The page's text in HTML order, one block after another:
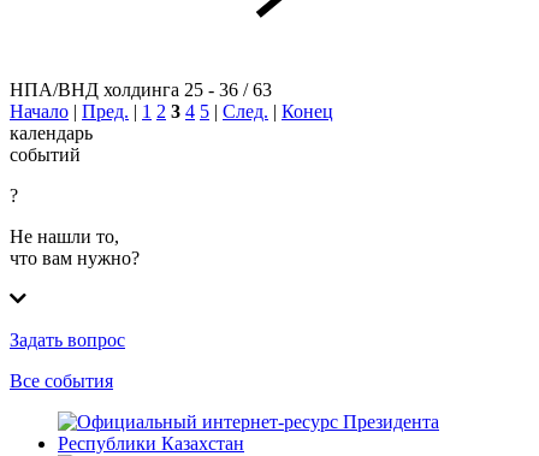
НПА/ВНД холдинга 25 - 36 / 63
Начало | Пред. | 1 2 3 4 5 | След. | Конец
календарь
событий
?
Не нашли то,
что вам нужно?
Задать вопрос
Все события